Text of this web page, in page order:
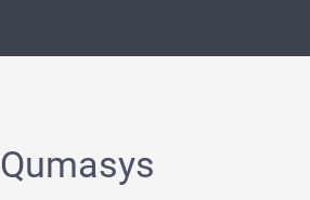
Qumasys